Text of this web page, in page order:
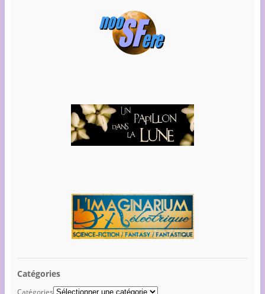
Catégories
Catégories